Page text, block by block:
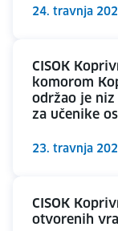
24. travnja
CISOK
komorom
održao je
za učenike
23. travnja
CISOK
otvorenih